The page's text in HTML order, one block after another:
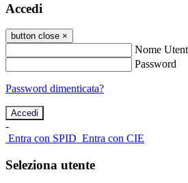
Accedi
button close ×
Nome
Password
Password dimenticata?
-
Entra con SPID Entra con CIE
Seleziona utente